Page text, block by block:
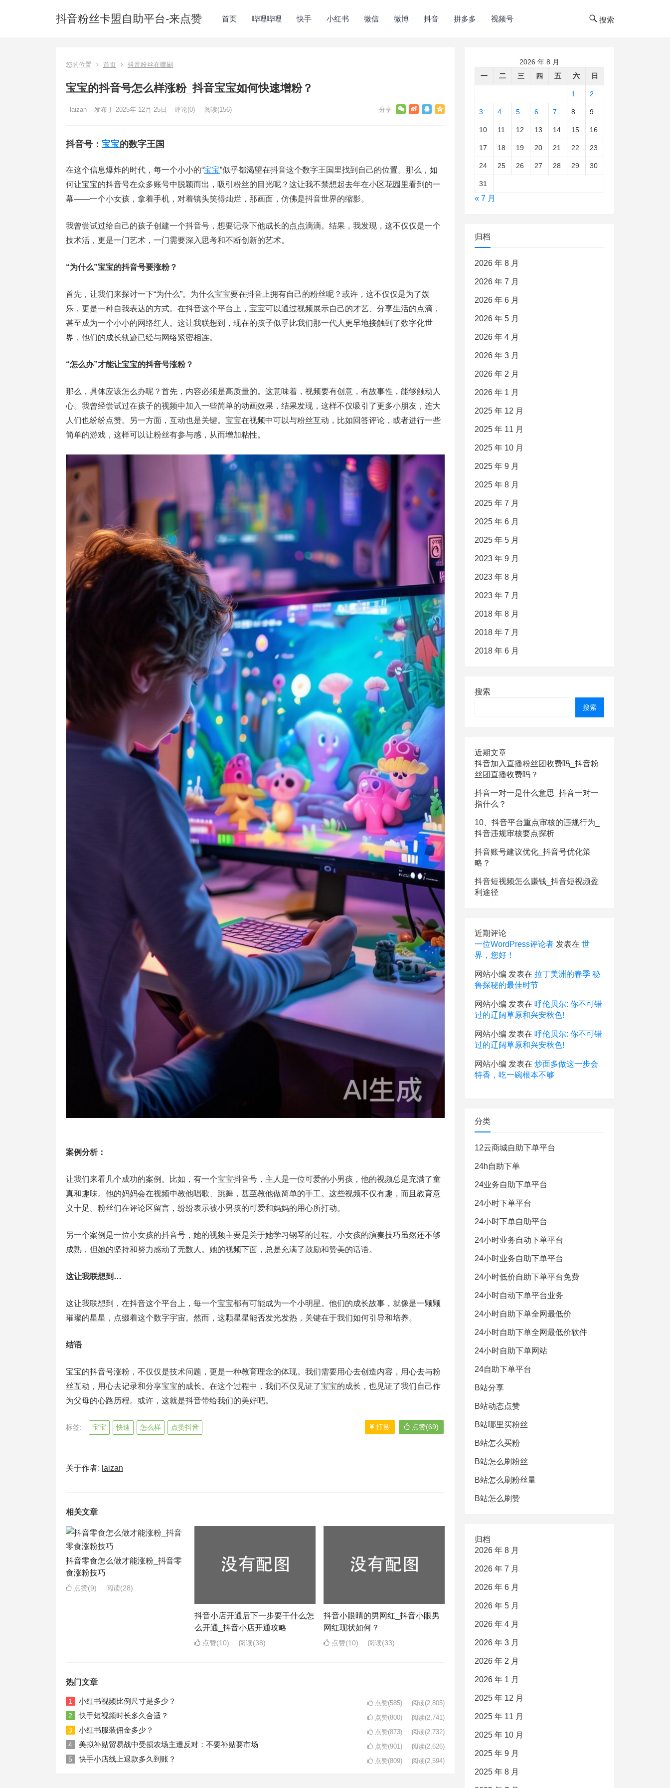
抖音粉丝卡盟自助平台-来点赞 首页 哔哩哔哩 快手 小红书 微信 微博 抖音 拼多多 视频号 搜索
您的位置 首页 抖音粉丝在哪刷
宝宝的抖音号怎么样涨粉_抖音宝宝如何快速增粉？
laizan 发布于 2025年 12月 25日 评论(0) 阅读(156)
抖音号： 宝宝的数字王国
在这个信息爆炸的时代，每一个小小的“宝宝”似乎都渴望在抖音这个数字王国里找到自己的位置。那么，如
何让宝宝的抖音号在众多账号中脱颖而出，吸引粉丝的目光呢？这让我不禁想起去年在小区花园里看到的一
幕——一个小女孩，拿着手机，对着镜头笑得灿烂，那画面，仿佛是抖音世界的缩影。
我曾尝试过给自己的孩子创建一个抖音号，想要记录下他成长的点点滴滴。结果，我发现，这不仅仅是一个
技术活，更是一门艺术，一门需要深入思考和不断创新的艺术。
“为什么”宝宝的抖音号要涨粉？
首先，让我们来探讨一下“为什么”。为什么宝宝要在抖音上拥有自己的粉丝呢？或许，这不仅仅是为了娱
乐，更是一种自我表达的方式。在抖音这个平台上，宝宝可以通过视频展示自己的才艺、分享生活的点滴，
甚至成为一个小小的网络红人。这让我联想到，现在的孩子似乎比我们那一代人更早地接触到了数字化世
界，他们的成长轨迹已经与网络紧密相连。
“怎么办”才能让宝宝的抖音号涨粉？
那么，具体应该怎么办呢？首先，内容必须是高质量的。这意味着，视频要有创意，有故事性，能够触动人
心。我曾经尝试过在孩子的视频中加入一些简单的动画效果，结果发现，这样不仅吸引了更多小朋友，连大
人们也纷纷点赞。另一方面，互动也是关键。宝宝在视频中可以与粉丝互动，比如回答评论，或者进行一些
简单的游戏，这样可以让粉丝有参与感，从而增加粘性。
案例分析：
让我们来看几个成功的案例。比如，有一个宝宝抖音号，主人是一位可爱的小男孩，他的视频总是充满了童
真和趣味。他的妈妈会在视频中教他唱歌、跳舞，甚至教他做简单的手工。这些视频不仅有趣，而且教育意
义十足。粉丝们在评论区留言，纷纷表示被小男孩的可爱和妈妈的用心所打动。
另一个案例是一位小女孩的抖音号，她的视频主要是关于她学习钢琴的过程。小女孩的演奏技巧虽然还不够
成熟，但她的坚持和努力感动了无数人。她的视频下面，总是充满了鼓励和赞美的话语。
这让我联想到…
这让我联想到，在抖音这个平台上，每一个宝宝都有可能成为一个小明星。他们的成长故事，就像是一颗颗
璀璨的星星，点缀着这个数字宇宙。然而，这颗星星能否发光发热，关键在于我们如何引导和培养。
结语
宝宝的抖音号涨粉，不仅仅是技术问题，更是一种教育理念的体现。我们需要用心去创造内容，用心去与粉
丝互动，用心去记录和分享宝宝的成长。在这个过程中，我们不仅见证了宝宝的成长，也见证了我们自己作
为父母的心路历程。或许，这就是抖音带给我们的美好吧。
标签: 宝宝 快速 怎么样 点赞抖音 打赏 点赞(69)
关于作者: laizan
相关文章
抖音零食怎么做才能涨粉_抖音零
食涨粉技巧
点赞(9) 阅读(28)
抖音小店开通后下一步要干什么怎
么开通_抖音小店开通攻略
点赞(10) 阅读(38)
抖音小眼睛的男网红_抖音小眼男
网红现状如何？
点赞(10) 阅读(33)
热门文章
1 小红书视频比例尺寸是多少？ 点赞(585) 阅读(2,805)
2 快手短视频时长多久合适？ 点赞(800) 阅读(2,741)
3 小红书服装佣金多少？ 点赞(873) 阅读(2,732)
4 美拟补贴贸易战中受损农场主遭反对：不要补贴要市场 点赞(901) 阅读(2,626)
5 快手小店线上退款多久到账？ 点赞(809) 阅读(2,594)
2026 年 8 月
一
二 三 四 五 六 日
1 2
3 4 5 6 7 8 9
10 11 12 13 14 15 16
17 18 19 20 21 22 23
24 25 26 27 28 29 30
31
« 7 月
归档
2026 年 8 月
2026 年 7 月
2026 年 6 月
2026 年 5 月
2026 年 4 月
2026 年 3 月
2026 年 2 月
2026 年 1 月
2025 年 12 月
2025 年 11 月
2025 年 10 月
2025 年 9 月
2025 年 8 月
2025 年 7 月
2025 年 6 月
2025 年 5 月
2023 年 9 月
2023 年 8 月
2023 年 7 月
2018 年 8 月
2018 年 7 月
2018 年 6 月
搜索
搜索
近期文章
抖音加入直播粉丝团收费吗_抖音粉
丝团直播收费吗？
抖音一对一是什么意思_抖音一对一
指什么？
10、抖音平台重点审核的违规行为_
抖音违规审核要点探析
抖音账号建议优化_抖音号优化策
略？
抖音短视频怎么赚钱_抖音短视频盈
利途径
近期评论
一位WordPress评论者 发表在 世
界，您好！
网站小编 发表在 拉丁美洲的春季 秘
鲁探秘的最佳时节
网站小编 发表在 呼伦贝尔: 你不可错
过的辽阔草原和兴安秋色!
网站小编 发表在 呼伦贝尔: 你不可错
过的辽阔草原和兴安秋色!
网站小编 发表在 炒面多做这一步会
特香，吃一碗根本不够
分类
12云商城自助下单平台
24h自助下单
24业务自助下单平台
24小时下单平台
24小时下单自助平台
24小时业务自动下单平台
24小时业务自助下单平台
24小时低价自助下单平台免费
24小时自动下单平台业务
24小时自助下单全网最低价
24小时自助下单全网最低价软件
24小时自助下单网站
24自助下单平台
B站分享
B站动态点赞
B站哪里买粉丝
B站怎么买粉
B站怎么刷粉丝
B站怎么刷粉丝量
B站怎么刷赞
归档
2026 年 8 月
2026 年 7 月
2026 年 6 月
2026 年 5 月
2026 年 4 月
2026 年 3 月
2026 年 2 月
2026 年 1 月
2025 年 12 月
2025 年 11 月
2025 年 10 月
2025 年 9 月
2025 年 8 月